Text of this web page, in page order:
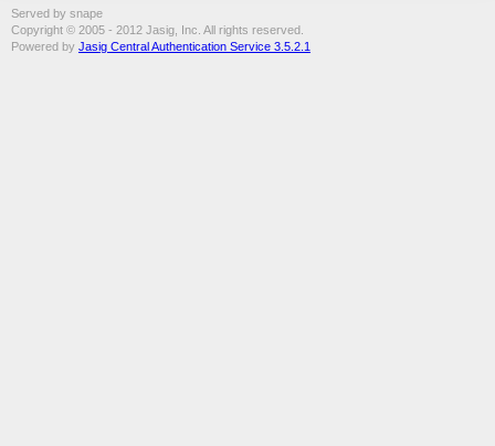
Served by snape
Copyright © 2005 - 2012 Jasig, Inc. All rights reserved.
Powered by Jasig Central Authentication Service 3.5.2.1